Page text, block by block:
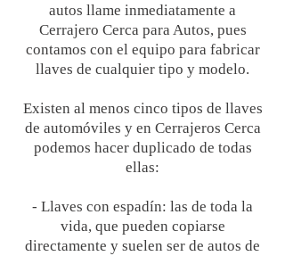
autos llame inmediatamente a
Cerrajero Cerca para Autos, pues
contamos con el equipo para fabricar
llaves de cualquier tipo y modelo.
Existen al menos cinco tipos de llaves
de automóviles y en Cerrajeros Cerca
podemos hacer duplicado de todas
ellas:
- Llaves con espadín: las de toda la
vida, que pueden copiarse
directamente y suelen ser de autos de